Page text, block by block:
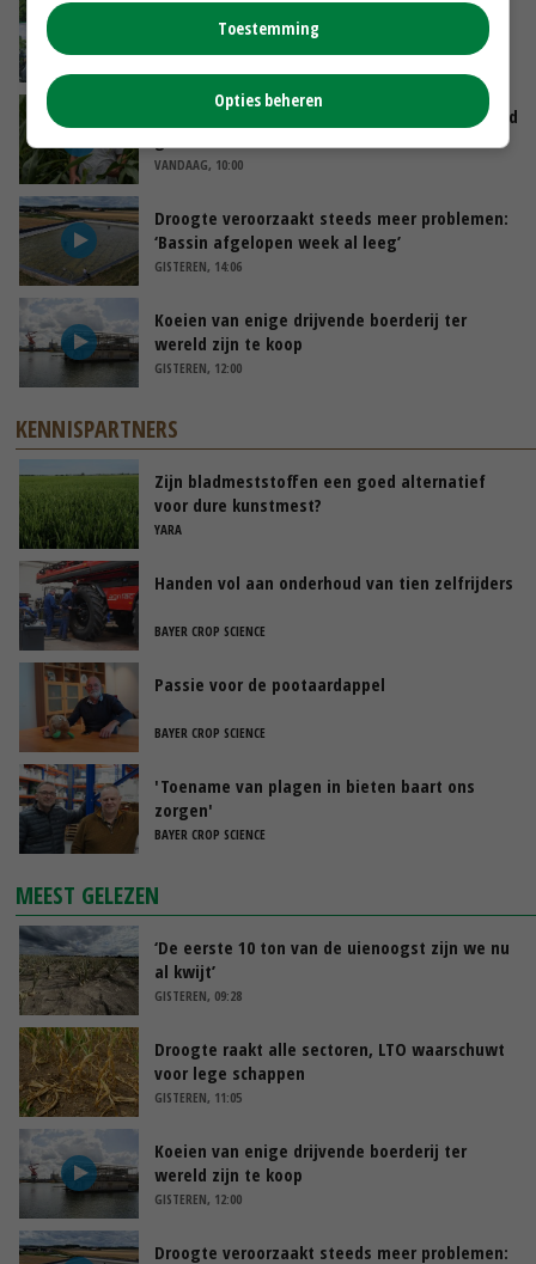
Oekraïne-vlogger Kees Huizinga: ‘Bezoek van
de ambassade mag zelf groente plukken’
Limburgse mais van Frijns doet het verrassend
VANDAAG, 10:00
Droogte veroorzaakt steeds meer problemen:
‘Bassin afgelopen week al leeg’
GISTEREN, 14:06
Koeien van enige drijvende boerderij ter
wereld zijn te koop
GISTEREN, 12:00
KENNISPARTNERS
Zijn bladmeststoffen een goed alternatief
voor dure kunstmest?
YARA
Handen vol aan onderhoud van tien zelfrijders
BAYER CROP SCIENCE
Passie voor de pootaardappel
BAYER CROP SCIENCE
'Toename van plagen in bieten baart ons
zorgen'
BAYER CROP SCIENCE
MEEST GELEZEN
‘De eerste 10 ton van de uienoogst zijn we nu
al kwijt’
GISTEREN, 09:28
Droogte raakt alle sectoren, LTO waarschuwt
voor lege schappen
GISTEREN, 11:05
Koeien van enige drijvende boerderij ter
wereld zijn te koop
GISTEREN, 12:00
Droogte veroorzaakt steeds meer problemen:
Toestemming
Opties beheren